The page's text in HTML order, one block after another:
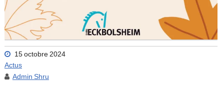
15 octobre 2024
Actus
Admin Shru